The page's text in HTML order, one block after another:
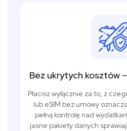
Bez ukrytych kosztów
Płacisz wyłącznie za to, z
lub eSIM bez umowy
pełną kontrolę nad
jasne pakiety danych